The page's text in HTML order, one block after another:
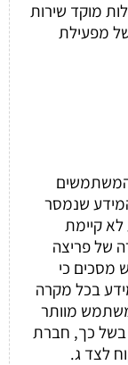
מוקד שירות
מפעילת
שנמסר
קיימת
של פריצה
כי
בכל מקרה
מוותר
בשל כך, חברת
לצד ג.